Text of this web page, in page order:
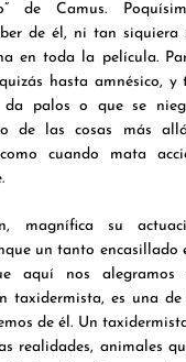
de Camus.
de él, ni tan siquiera
en toda la película.
hasta amnésico, y
da palos o que se
de las cosas más
como cuando mata
magnífica su
un tanto encasillado
aquí nos alegramos
taxidermista, es una de
de él. Un
realidades, animales